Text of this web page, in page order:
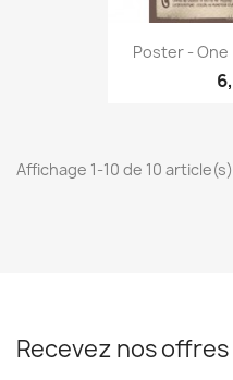
Poster - One
Affichage 1-10 de 10 article(s)
Recevez nos